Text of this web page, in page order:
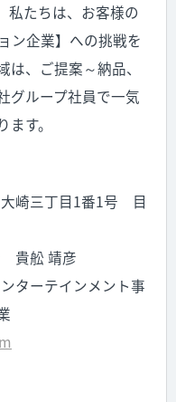
私たちは、お客様の
ン企業】への挑戦を
、ご提案～納品、
グループ社員で一気
す。
崎三丁目1番1号 目
貴舩 靖彦
ターテインメント事